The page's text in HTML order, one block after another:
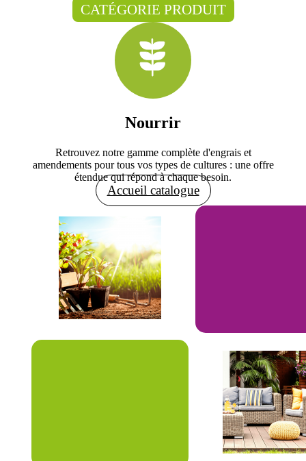
CATÉGORIE PRODUIT
Nourrir
Retrouvez notre gamme complète d'engrais et
amendements pour tous vos types de cultures : une offre
étendue qui répond à chaque besoin.
Accueil catalogue